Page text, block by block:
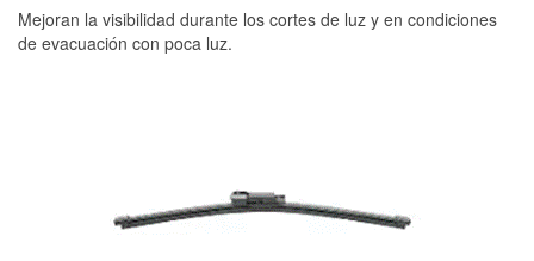
Mejoran la visibilidad durante los cortes de luz y en condiciones
de evacuación con poca luz.